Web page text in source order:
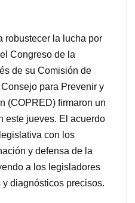
robustecer la lucha por
Congreso de la
de su Comisión de
para Prevenir y
(COPRED) firmaron un
este jueves. El acuerdo
con los
y defensa de la
a los legisladores
diagnósticos precisos.